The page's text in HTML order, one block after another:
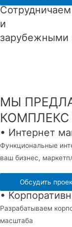
и
зарубежными
МЫ
КОМПЛЕКС
• Интернет
Функциональные
ваш бизнес,
Обсудить
•
Разрабатываем
масштаба